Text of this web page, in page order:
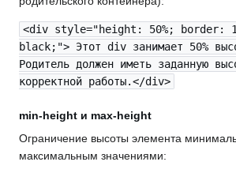
<div style="height: 50%; border:
black;"> Этот div занимает 50%
Родитель должен иметь заданную
корректной работы.</div>
min-height и max-height
Ограничение высоты элемента
максимальным значениями: